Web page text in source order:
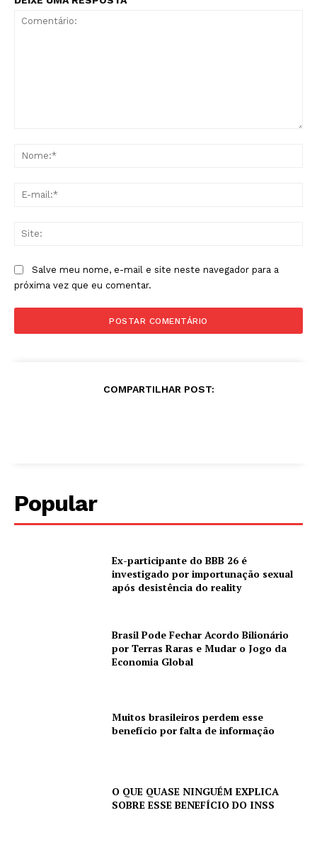
Salve meu nome, e-mail e site neste navegador para a
próxima vez que eu comentar.
COMPARTILHAR POST:
Popular
Ex-participante do BBB 26 é
investigado por importunação sexual
após desistência do reality
Brasil Pode Fechar Acordo Bilionário
por Terras Raras e Mudar o Jogo da
Economia Global
Muitos brasileiros perdem esse
benefício por falta de informação
O QUE QUASE NINGUÉM EXPLICA
SOBRE ESSE BENEFÍCIO DO INSS